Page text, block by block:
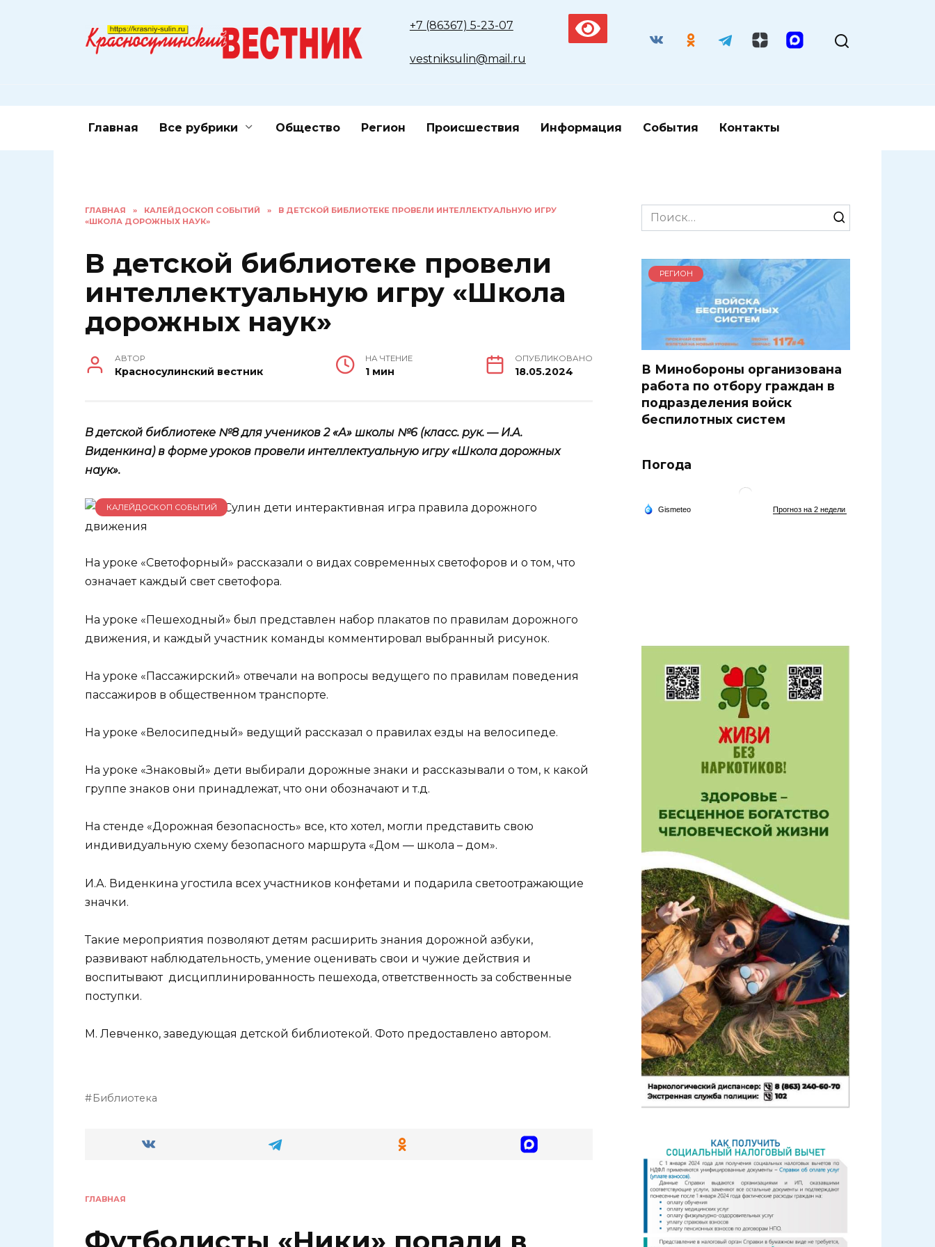
+7 (86367) 5-23-07
vestniksulin@mail.ru
Главная Все рубрики Общество Регион Происшествия Информация События Контакты
ГЛАВНАЯ » КАЛЕЙДОСКОП СОБЫТИЙ »
В ДЕТСКОЙ БИБЛИОТЕКЕ ПРОВЕЛИ ИНТЕЛЛЕКТУАЛЬНУЮ ИГРУ
«ШКОЛА ДОРОЖНЫХ НАУК»
В детской библиотеке провели
интеллектуальную игру «Школа
дорожных наук»
АВТОР
Красносулинский вестник
НА ЧТЕНИЕ
1 мин
ОПУБЛИКОВАНО
18.05.2024
В детской библиотеке №8 для учеников 2 «А» школы №6 (класс. рук. — И.А.
Виденкина) в форме уроков провели интеллектуальную игру «Школа дорожных
наук».
КАЛЕЙДОСКОП СОБЫТИЙ
На уроке «Светофорный» рассказали о видах современных светофоров и о том, что
означает каждый свет светофора.
На уроке «Пешеходный» был представлен набор плакатов по правилам дорожного
движения, и каждый участник команды комментировал выбранный рисунок.
На уроке «Пассажирский» отвечали на вопросы ведущего по правилам поведения
пассажиров в общественном транспорте.
На уроке «Велосипедный» ведущий рассказал о правилах езды на велосипеде.
На уроке «Знаковый» дети выбирали дорожные знаки и рассказывали о том, к какой
группе знаков они принадлежат, что они обозначают и т.д.
На стенде «Дорожная безопасность» все, кто хотел, могли представить свою
индивидуальную схему безопасного маршрута «Дом — школа – дом».
И.А. Виденкина угостила всех участников конфетами и подарила светоотражающие
значки.
Такие мероприятия позволяют детям расширить знания дорожной азбуки,
развивают наблюдательность, умение оценивать свои и чужие действия и
воспитывают дисциплинированность пешехода, ответственность за собственные
поступки.
М. Левченко, заведующая детской библиотекой. Фото предоставлено автором.
Библиотека
ГЛАВНАЯ
Search
for:
РЕГИОН
В Минобороны организована
работа по отбору граждан в
подразделения войск
беспилотных систем
Погода